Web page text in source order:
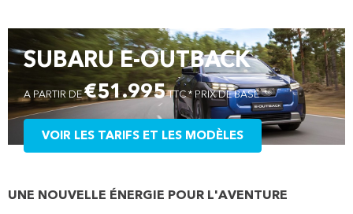
SUBARU E-OUTBACK
A PARTIR DE€51.995TTC * PRIX DE BASE
VOIR LES TARIFS ET LES MODÈLES
UNE NOUVELLE ÉNERGIE POUR L'AVENTURE